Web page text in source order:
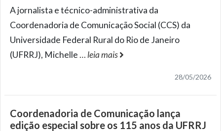
A jornalista e técnico-administrativa da
Coordenadoria de Comunicação Social (CCS) da
Universidade Federal Rural do Rio de Janeiro
(UFRRJ), Michelle …leia mais
28/05/2026
Coordenadoria de Comunicação lança
edição especial sobre os 115 anos da UFRRJ